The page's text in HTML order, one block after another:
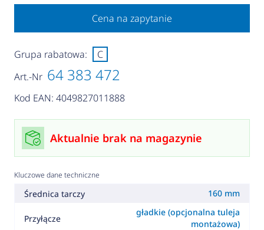
Cena na zapytanie
Art.-Nr 64 383 472
Kod EAN: 4049827011888
Grupa rabatowa: C
Aktualnie brak na magazynie
Kluczowe dane techniczne
Średnica tarczy 160 mm
Przyłącze
gładkie (opcjonalna tuleja
montażowa)